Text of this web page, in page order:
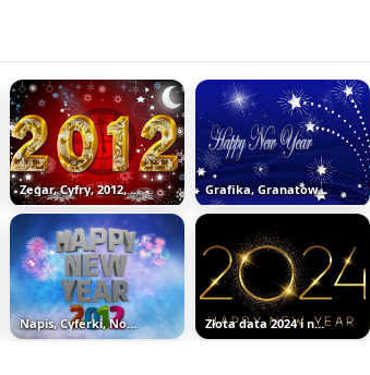
Zegar, Cyfry, 2012, Czapka, Mikołaja...
Napis, Cyferki, Nowy, Rok
Grafika, Granatowe, Tło, Gwiazdy...
Złota data 2024 i napis Happy New...